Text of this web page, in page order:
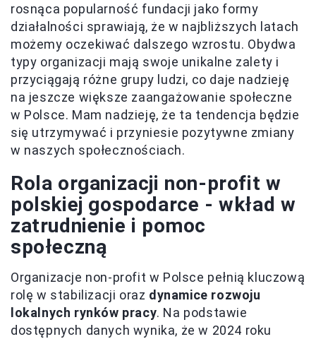
rosnąca popularność fundacji jako formy
działalności sprawiają, że w najbliższych latach
możemy oczekiwać dalszego wzrostu. Obydwa
typy organizacji mają swoje unikalne zalety i
przyciągają różne grupy ludzi, co daje nadzieję
na jeszcze większe zaangażowanie społeczne
w Polsce. Mam nadzieję, że ta tendencja będzie
się utrzymywać i przyniesie pozytywne zmiany
w naszych społecznościach.
Rola organizacji non-profit w
polskiej gospodarce - wkład w
zatrudnienie i pomoc
społeczną
Organizacje non-profit w Polsce pełnią kluczową
rolę w stabilizacji oraz dynamice rozwoju
lokalnych rynków pracy. Na podstawie
dostępnych danych wynika, że w 2024 roku